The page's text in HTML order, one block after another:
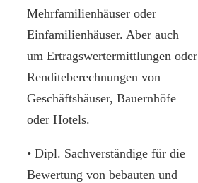
Mehrfamilienhäuser oder
Einfamilienhäuser. Aber auch
um Ertragswertermittlungen oder
Renditeberechnungen von
Geschäftshäuser, Bauernhöfe
oder Hotels.
• Dipl. Sachverständige für die
Bewertung von bebauten und